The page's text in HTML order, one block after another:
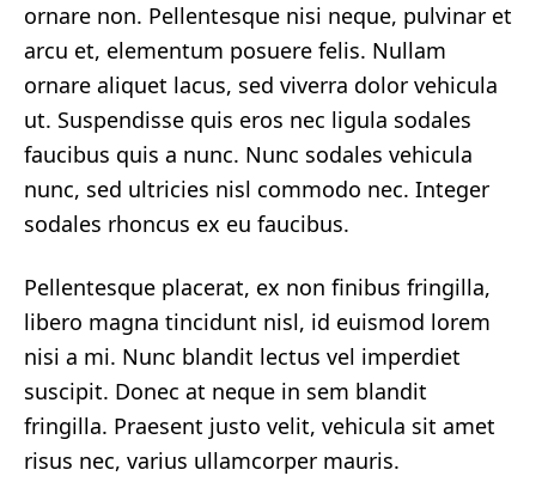
ornare non. Pellentesque nisi neque, pulvinar et
arcu et, elementum posuere felis. Nullam
ornare aliquet lacus, sed viverra dolor vehicula
ut. Suspendisse quis eros nec ligula sodales
faucibus quis a nunc. Nunc sodales vehicula
nunc, sed ultricies nisl commodo nec. Integer
sodales rhoncus ex eu faucibus.
Pellentesque placerat, ex non finibus fringilla,
libero magna tincidunt nisl, id euismod lorem
nisi a mi. Nunc blandit lectus vel imperdiet
suscipit. Donec at neque in sem blandit
fringilla. Praesent justo velit, vehicula sit amet
risus nec, varius ullamcorper mauris.